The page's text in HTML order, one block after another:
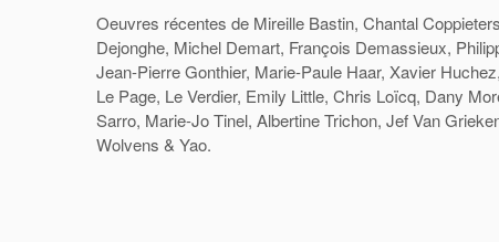
Oeuvres récentes de Mireille Bastin, Chantal
Dejonghe, Michel Demart, François Demassieux,
Jean-Pierre Gonthier, Marie-Paule Haar, Xavier
Le Page, Le Verdier, Emily Little, Chris Loïcq, Dany
Sarro, Marie-Jo Tinel, Albertine Trichon, Jef Van
Wolvens & Yao.